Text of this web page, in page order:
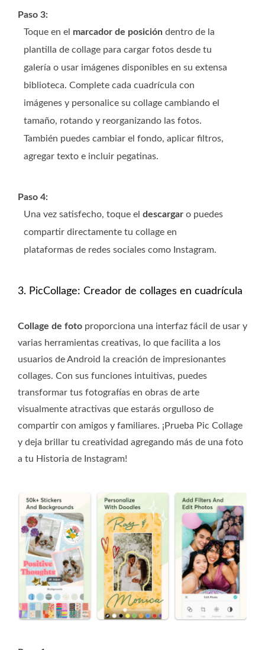
Paso 3:
Toque en el marcador de posición dentro de la
plantilla de collage para cargar fotos desde tu
galería o usar imágenes disponibles en su extensa
biblioteca. Complete cada cuadrícula con
imágenes y personalice su collage cambiando el
tamaño, rotando y reorganizando las fotos.
También puedes cambiar el fondo, aplicar filtros,
agregar texto e incluir pegatinas.
Paso 4:
Una vez satisfecho, toque el descargar o puedes
compartir directamente tu collage en
plataformas de redes sociales como Instagram.
3. PicCollage: Creador de collages en cuadrícula
Collage de foto proporciona una interfaz fácil de usar y
varias herramientas creativas, lo que facilita a los
usuarios de Android la creación de impresionantes
collages. Con sus funciones intuitivas, puedes
transformar tus fotografías en obras de arte
visualmente atractivas que estarás orgulloso de
compartir con amigos y familiares. ¡Prueba Pic Collage
y deja brillar tu creatividad agregando más de una foto
a tu Historia de Instagram!